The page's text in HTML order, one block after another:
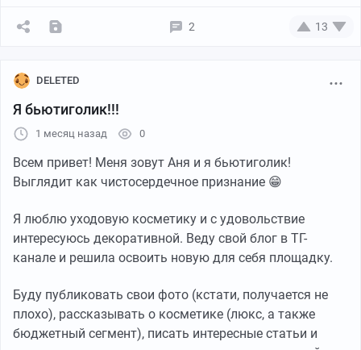
2 13
DELETED
Я бьютиголик!!!
1 месяц назад 0
Всем привет! Меня зовут Аня и я бьютиголик!
Выглядит как чистосердечное признание 😁
Я люблю уходовую косметику и с удовольствие
интересуюсь декоративной. Веду свой блог в ТГ-
канале и решила освоить новую для себя площадку.
Буду публиковать свои фото (кстати, получается не
плохо), рассказывать о косметике (люкс, а также
бюджетный сегмент), писать интересные статьи и